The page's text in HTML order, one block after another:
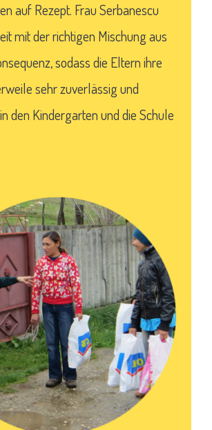
auf Rezept. Frau Serbanescu
mit der richtigen Mischung aus
sodass die Eltern ihre
sehr zuverlässig und
den Kindergarten und die Schule